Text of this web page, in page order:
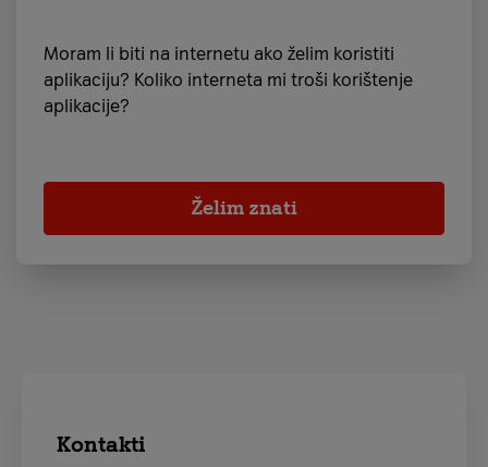
Moram li biti na internetu ako želim koristiti
aplikaciju? Koliko interneta mi troši korištenje
aplikacije?
Želim znati
Kontakti